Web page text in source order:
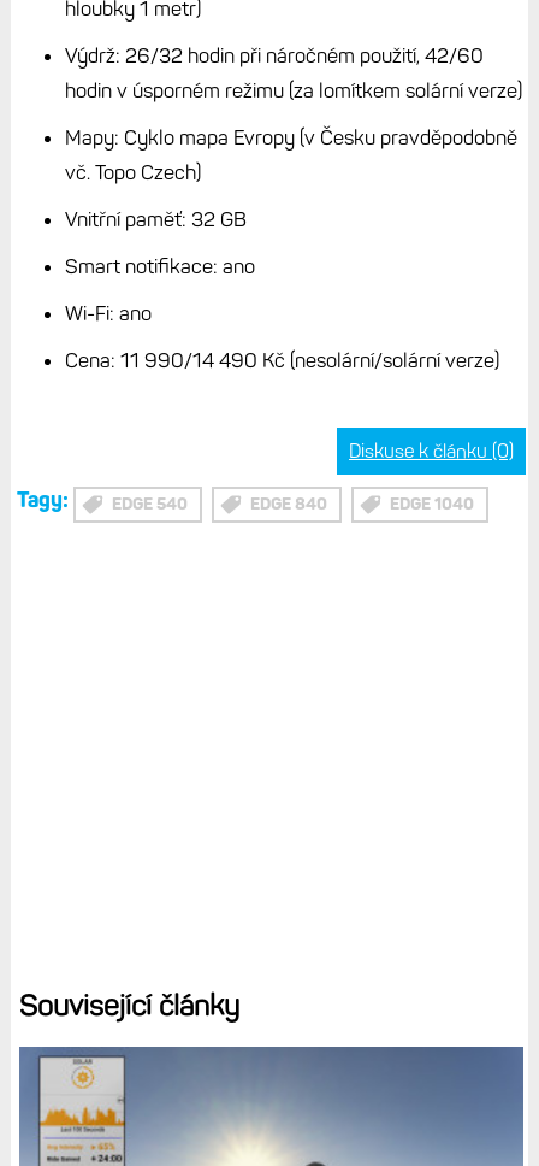
hloubky 1 metr)
Výdrž: 26/32 hodin při náročném použití, 42/60
hodin v úsporném režimu (za lomítkem solární verze)
Mapy: Cyklo mapa Evropy (v Česku pravděpodobně
vč. Topo Czech)
Vnitřní paměť: 32 GB
Smart notifikace: ano
Wi-Fi: ano
Cena: 11 990/14 490 Kč (nesolární/solární verze)
Diskuse k článku (0)
Tagy: EDGE 540 EDGE 840 EDGE 1040
Související články